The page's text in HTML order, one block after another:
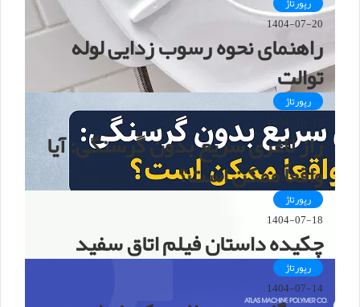
1404-07-20
راهنمای نحوه رسوب زدایی لوله
توالت
رپورتاژ
1404-10-13
راز لاغری سریع بدون گرسنگی: آیا
واقعاً ممکن است؟
رپورتاژ
1404-07-18
چکیده داستان فیلم اتاق سفید
رپورتاژ
1404-07-14